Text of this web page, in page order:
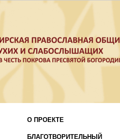
О ПРОЕКТЕ
БЛАГОТВОРИТЕЛЬНЫЙ